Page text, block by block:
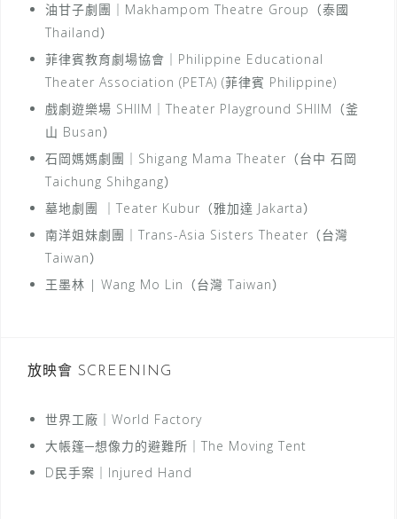
油甘子劇團｜Makhampom Theatre Group（泰國
Thailand）
菲律賓教育劇場協會｜Philippine Educational
Theater Association (PETA) (菲律賓 Philippine)
戲劇遊樂場 SHIIM｜Theater Playground SHIIM（釜
山 Busan）
石岡媽媽劇團｜Shigang Mama Theater（台中 石岡
Taichung Shihgang）
墓地劇團 ｜Teater Kubur（雅加達 Jakarta）
南洋姐妹劇團｜Trans-Asia Sisters Theater（台灣
Taiwan）
王墨林 | Wang Mo Lin（台灣 Taiwan）
放映會 SCREENING
世界工廠｜World Factory
大帳篷─想像力的避難所｜The Moving Tent
D民手案｜Injured Hand